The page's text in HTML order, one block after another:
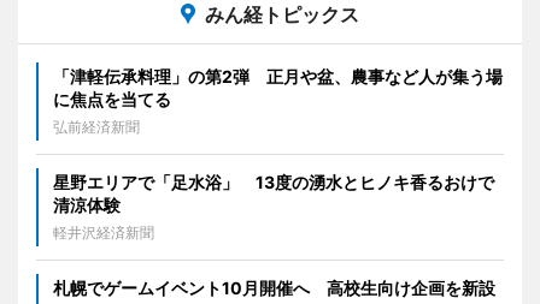
みん経トピックス
「津軽伝承料理」の第2弾 正月や盆、農事など人が集う場
に焦点を当てる
弘前経済新聞
星野エリアで「足水浴」 13度の湧水とヒノキ香るおけで
清涼体験
軽井沢経済新聞
札幌でゲームイベント10月開催へ 高校生向け企画を新設